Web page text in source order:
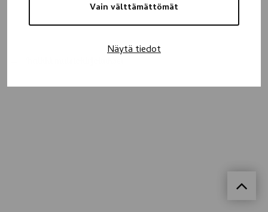
Vain välttämättömät
Näytä tiedot